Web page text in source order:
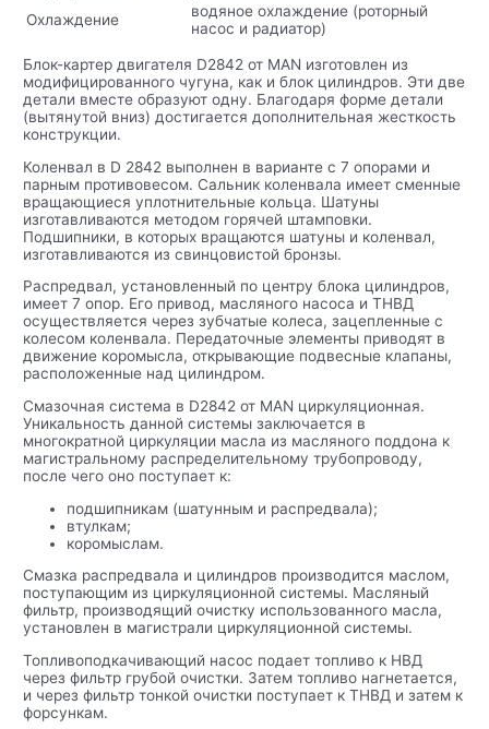
Охлаждение
водяное охлаждение (роторный
насос и радиатор)
Блок-картер двигателя D2842 от MAN изготовлен из
модифицированного чугуна, как и блок цилиндров. Эти две
детали вместе образуют одну. Благодаря форме детали
(вытянутой вниз) достигается дополнительная жесткость
конструкции.
Коленвал в D 2842 выполнен в варианте с 7 опорами и
парным противовесом. Сальник коленвала имеет сменные
вращающиеся уплотнительные кольца. Шатуны
изготавливаются методом горячей штамповки.
Подшипники, в которых вращаются шатуны и коленвал,
изготавливаются из свинцовистой бронзы.
Распредвал, установленный по центру блока цилиндров,
имеет 7 опор. Его привод, масляного насоса и ТНВД
осуществляется через зубчатые колеса, зацепленные с
колесом коленвала. Передаточные элементы приводят в
движение коромысла, открывающие подвесные клапаны,
расположенные над цилиндром.
Смазочная система в D2842 от MAN циркуляционная.
Уникальность данной системы заключается в
многократной циркуляции масла из масляного поддона к
магистральному распределительному трубопроводу,
после чего оно поступает к:
подшипникам (шатунным и распредвала);
втулкам;
коромыслам.
Смазка распредвала и цилиндров производится маслом,
поступающим из циркуляционной системы. Масляный
фильтр, производящий очистку использованного масла,
установлен в магистрали циркуляционной системы.
Топливоподкачивающий насос подает топливо к НВД
через фильтр грубой очистки. Затем топливо нагнетается,
и через фильтр тонкой очистки поступает к ТНВД и затем к
форсункам.